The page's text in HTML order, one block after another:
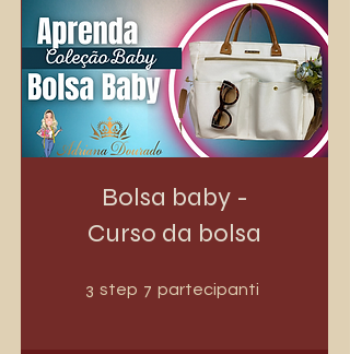
Bolsa baby -
Curso da bolsa
3 step 3 step
7 partecipanti